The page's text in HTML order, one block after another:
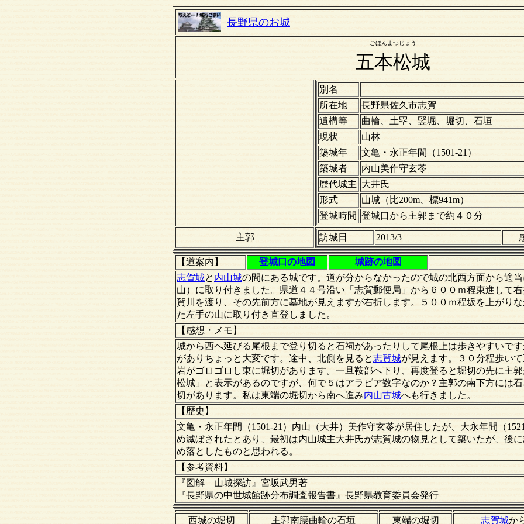
長野県のお城
ごほんまつじょう
五本松城
別名
所在地
長野県佐久市志賀
遺構等
曲輪、土塁、竪堀、堀切、石垣
現状
山林
築城年
文亀・永正年間（1501-21）
築城者
内山美作守玄苓
歴代城主 大井氏
形式
山城（比200m、標941m）
登城時間 登城口から主郭まで約４０分
主郭 訪城日 2013/3
【道案内】 登城口の地図
城跡の地図
志賀城と 内山城の間にある城です。道が分からなかったので城の北西方面から適
山）に取り付きました。県道４４号沿い「志賀郵便局」から６００ｍ程東進して
賀川を渡り、その先前方に墓地が見えますが右折します。５００ｍ程坂を上がり
た左手の山に取り付き直登しました。
【感想・メモ】
城から西へ延びる尾根まで登り切ると石祠があったりして尾根上は歩きやすいで
がありちょっと大変です。途中、北側を見ると志賀城が見えます。３０分程歩い
岩がゴロゴロし東に堀切があります。一旦鞍部へ下り、再度登ると堀切の先に主
松城」と表示があるのですが、何で５はアラビア数字なのか？主郭の南下方には
切があります。私は東端の堀切から南へ進み内山古城へも行きました。
【歴史】
文亀・永正年間（1501-21）内山（大井）美作守玄苓が居住したが、大永年間（
め滅ぼされたとあり、最初は内山城主大井氏が志賀城の物見として築いたが、後
め落としたものと思われる。
【参考資料】
『図解 山城探訪』宮坂武男著
『長野県の中世城館跡分布調査報告書』長野県教育委員会発行
西城の堀切 主郭南腰曲輪の石垣 東端の堀切 志賀城か